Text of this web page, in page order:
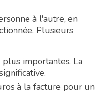
à l'autre, en
Plusieurs
importantes. La
à la facture pour un